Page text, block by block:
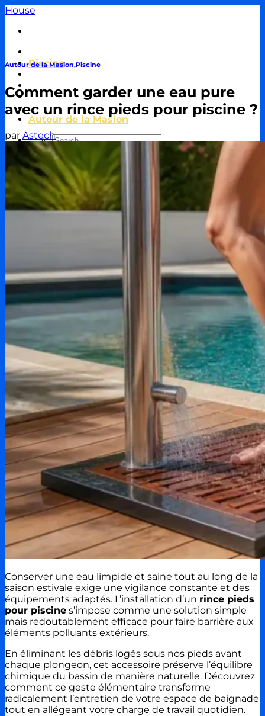
Passer
contenu
House
Piscine
Décoration & Aménagement
Énergie
Immobilier & Crédit
Autour de la Masion
Autour de la Masion,Piscine
Comment garder une eau pure
avec un rince pieds pour piscine ?
par Astech
Conserver une eau limpide et saine tout au long de la
saison estivale exige une vigilance constante et des
équipements adaptés. L’installation d’un rince pieds
pour piscine s’impose comme une solution simple
mais redoutablement efficace pour faire barrière aux
éléments polluants extérieurs.
En éliminant les débris logés sous nos pieds avant
chaque plongeon, cet accessoire préserve l’équilibre
chimique du bassin de manière naturelle. Découvrez
comment ce geste élémentaire transforme
radicalement l’entretien de votre espace de baignade
tout en allégeant votre charge de travail quotidien.